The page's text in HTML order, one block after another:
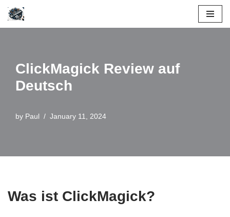
Skip
ClickMagick Review auf
Deutsch
by Paul January 11, 2024
Was ist ClickMagick?